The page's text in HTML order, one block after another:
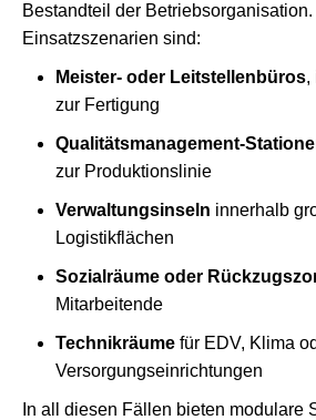
Bestandteil der
Einsatzszenarien sind:
Meister- oder Leitstellenbüros,
zur Fertigung
Qualitätsmanagement-
zur Produktionslinie
Verwaltungsinseln innerhalb
Logistikflächen
Sozialräume oder
Mitarbeitende
Technikräume für EDV, Klima
Versorgungseinrichtungen
In all diesen Fällen bieten modulare